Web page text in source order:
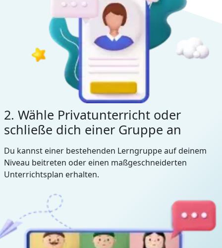
2. Wähle Privatunterricht oder
schließe dich einer Gruppe an
Du kannst einer bestehenden Lerngruppe auf deinem
Niveau beitreten oder einen maßgeschneiderten
Unterrichtsplan erhalten.